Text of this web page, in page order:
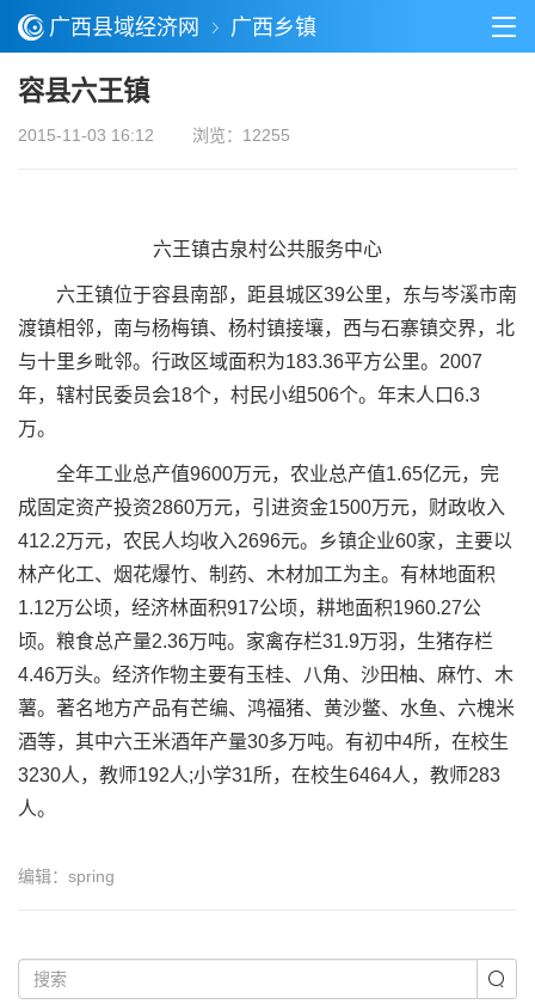
广西县域经济网 广西乡镇
容县六王镇
2015-11-03 16:12 浏览：12255
六王镇古泉村公共服务中心
六王镇位于容县南部，距县城区39公里，东与岑溪市南
渡镇相邻，南与杨梅镇、杨村镇接壤，西与石寨镇交界，北
与十里乡毗邻。行政区域面积为183.36平方公里。2007
年，辖村民委员会18个，村民小组506个。年末人口6.3
万。
全年工业总产值9600万元，农业总产值1.65亿元，完
成固定资产投资2860万元，引进资金1500万元，财政收入
412.2万元，农民人均收入2696元。乡镇企业60家，主要以
林产化工、烟花爆竹、制药、木材加工为主。有林地面积
1.12万公顷，经济林面积917公顷，耕地面积1960.27公
顷。粮食总产量2.36万吨。家禽存栏31.9万羽，生猪存栏
4.46万头。经济作物主要有玉桂、八角、沙田柚、麻竹、木
薯。著名地方产品有芒编、鸿福猪、黄沙鳖、水鱼、六槐米
酒等，其中六王米酒年产量30多万吨。有初中4所，在校生
3230人，教师192人;小学31所，在校生6464人，教师283
人。
编辑：spring